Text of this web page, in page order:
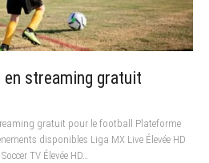
streaming gratuit
gratuit pour le football Plateforme
disponibles Liga MX Live Élevée HD
TV Élevée HD…